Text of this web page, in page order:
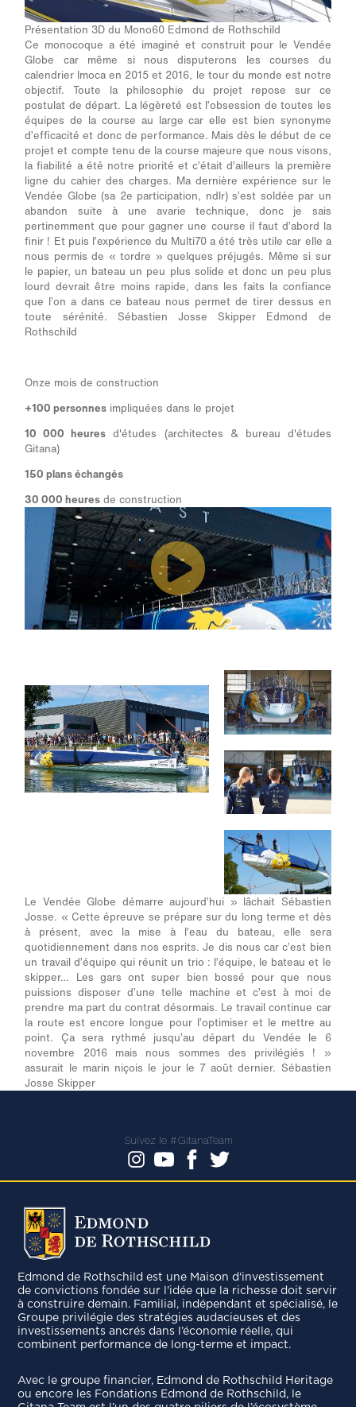
Présentation 3D du Mono60 Edmond de Rothschild
Ce monocoque a été imaginé et construit pour le Vendée
Globe car même si nous disputerons les courses du
calendrier Imoca en 2015 et 2016, le tour du monde est notre
objectif. Toute la philosophie du projet repose sur ce
postulat de départ. La légèreté est l’obsession de toutes les
équipes de la course au large car elle est bien synonyme
d’efficacité et donc de performance. Mais dès le début de ce
projet et compte tenu de la course majeure que nous visons,
la fiabilité a été notre priorité et c’était d’ailleurs la première
ligne du cahier des charges. Ma dernière expérience sur le
Vendée Globe (sa 2e participation, ndlr) s’est soldée par un
abandon suite à une avarie technique, donc je sais
pertinemment que pour gagner une course il faut d’abord la
finir ! Et puis l’expérience du Multi70 a été très utile car elle a
nous permis de « tordre » quelques préjugés. Même si sur
le papier, un bateau un peu plus solide et donc un peu plus
lourd devrait être moins rapide, dans les faits la confiance
que l’on a dans ce bateau nous permet de tirer dessus en
toute sérénité. Sébastien JosseSkipper Edmond de
Rothschild
Onze mois de construction
+100 personnes impliquées dans le projet
10 000 heures d'études (architectes & bureau d'études
Gitana)
150 plans échangés
30 000 heures de construction
Le Vendée Globe démarre aujourd’hui » lâchait Sébastien
Josse. « Cette épreuve se prépare sur du long terme et dès
à présent, avec la mise à l’eau du bateau, elle sera
quotidiennement dans nos esprits. Je dis nous car c’est bien
un travail d’équipe qui réunit un trio : l’équipe, le bateau et le
skipper… Les gars ont super bien bossé pour que nous
puissions disposer d’une telle machine et c’est à moi de
prendre ma part du contrat désormais. Le travail continue car
la route est encore longue pour l’optimiser et le mettre au
point. Ça sera rythmé jusqu’au départ du Vendée le 6
novembre 2016 mais nous sommes des privilégiés ! »
assurait le marin niçois le jour le 7 août dernier. Sébastien
JosseSkipper
Suivez le #GitanaTeam
Edmond de Rothschild est une Maison d'investissement
de convictions fondée sur l'idée que la richesse doit servir
à construire demain. Familial, indépendant et spécialisé, le
Groupe privilégie des stratégies audacieuses et des
investissements ancrés dans l’économie réelle, qui
combinent performance de long-terme et impact.
Avec le groupe ﬁnancier, Edmond de Rothschild Heritage
ou encore les Fondations Edmond de Rothschild, le